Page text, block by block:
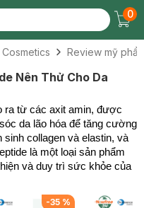
0
Cosmetics Review mỹ
Nên Thử Cho Da
ra từ các axit amin, được
da lão hóa để tăng cường
collagen và elastin, và
là một loại sản phẩm
và duy trì sức khỏe của
-35%